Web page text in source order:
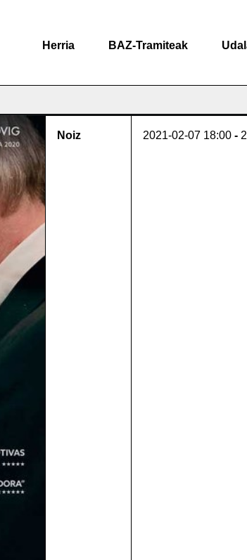
Herria BAZ-Tramiteak
Noiz 2021-02-07 18:00 -